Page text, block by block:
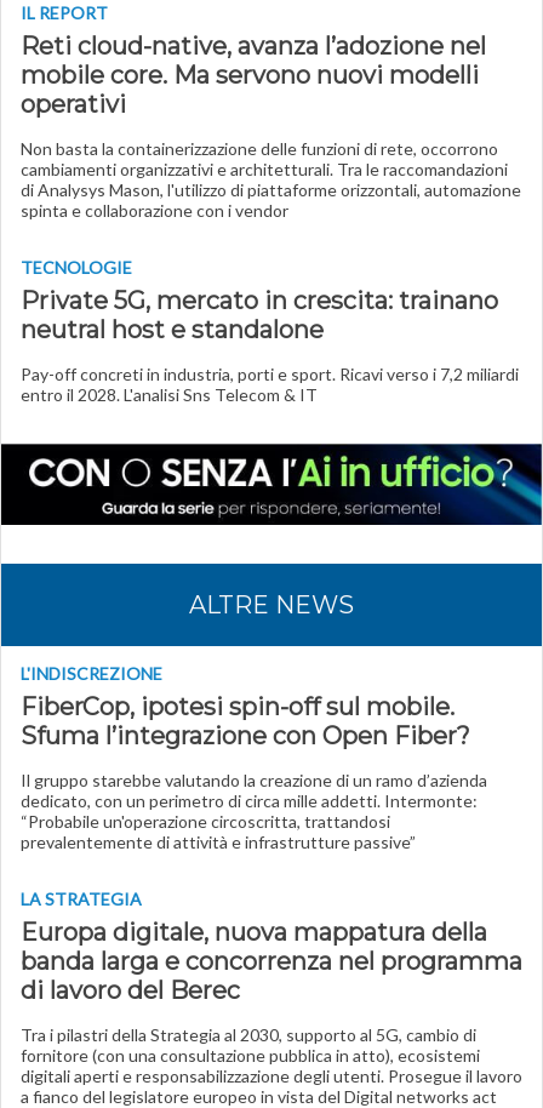
IL REPORT
Reti cloud-native, avanza l’adozione nel
mobile core. Ma servono nuovi modelli
operativi
Non basta la containerizzazione delle funzioni di rete, occorrono
cambiamenti organizzativie architetturali. Tra le raccomandazioni
di Analysys Mason, l'utilizzo di piattaforme orizzontali, automazione
spinta e collaborazione con i vendor
TECNOLOGIE
Private 5G, mercato in crescita: trainano
neutral host e standalone
Pay-off concreti in industria, porti e sport. Ricavi verso i 7,2 miliardi
entro il 2028. L'analisi Sns Telecom & IT
ALTRE NEWS
L'INDISCREZIONE
FiberCop, ipotesi spin-off sul mobile.
Sfuma l’integrazione con Open Fiber?
Il gruppo starebbe valutando la creazione di un ramo d’azienda
dedicato, con un perimetro di circa mille addetti. Intermonte:
“Probabile un'operazione circoscritta, trattandosi
prevalentemente di attività e infrastrutture passive”
LA STRATEGIA
Europa digitale, nuova mappatura della
banda larga e concorrenza nel programma
di lavoro del Berec
Tra i pilastri della Strategia al 2030, supporto al 5G, cambio di
fornitore (con una consultazione pubblica in atto), ecosistemi
digitali aperti e responsabilizzazione degli utenti. Prosegue il lavoro
a fianco del legislatore europeo in vista del Digital networks act